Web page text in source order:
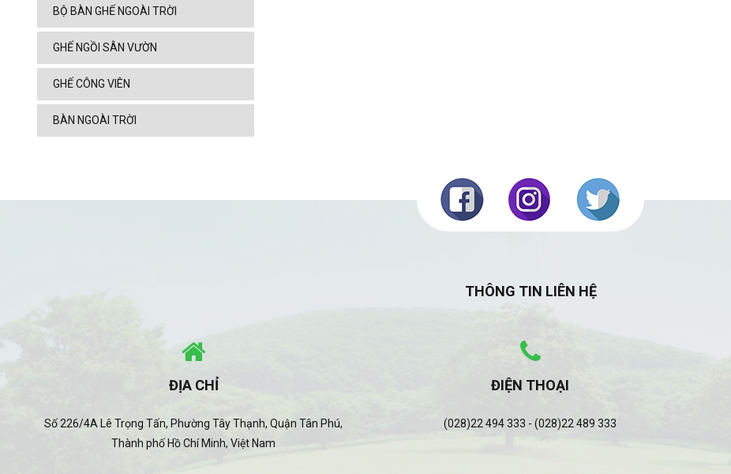
BỘ BÀN GHẾ NGOÀI TRỜI
GHẾ NGỒI SÂN VƯỜN
GHẾ CÔNG VIÊN
BÀN NGOÀI TRỜI
THÔNG TIN LIÊN HỆ
ĐỊA CHỈ
Số 226/4A Lê Trọng Tấn, Phường Tây Thạnh, Quận Tân Phú,
Thành phố Hồ Chí Minh, Việt Nam
ĐIỆN THOẠI
(028)22 494 333 - (028)22 489 333